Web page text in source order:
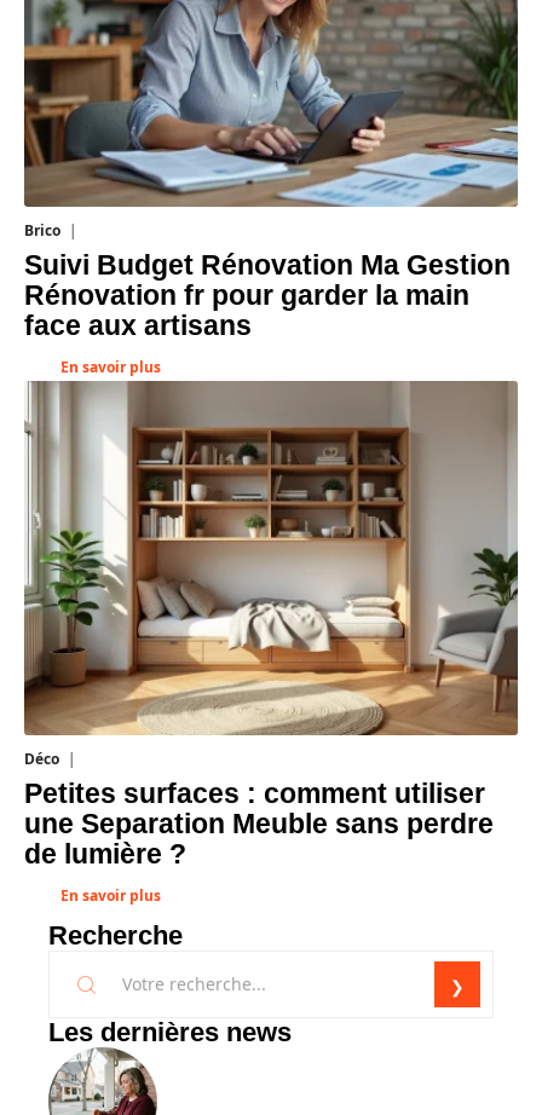
Brico
Suivi Budget Rénovation Ma Gestion
Rénovation fr pour garder la main
face aux artisans
En savoir plus
Déco
Petites surfaces : comment utiliser
une Separation Meuble sans perdre
de lumière ?
En savoir plus
Recherche
Les dernières news